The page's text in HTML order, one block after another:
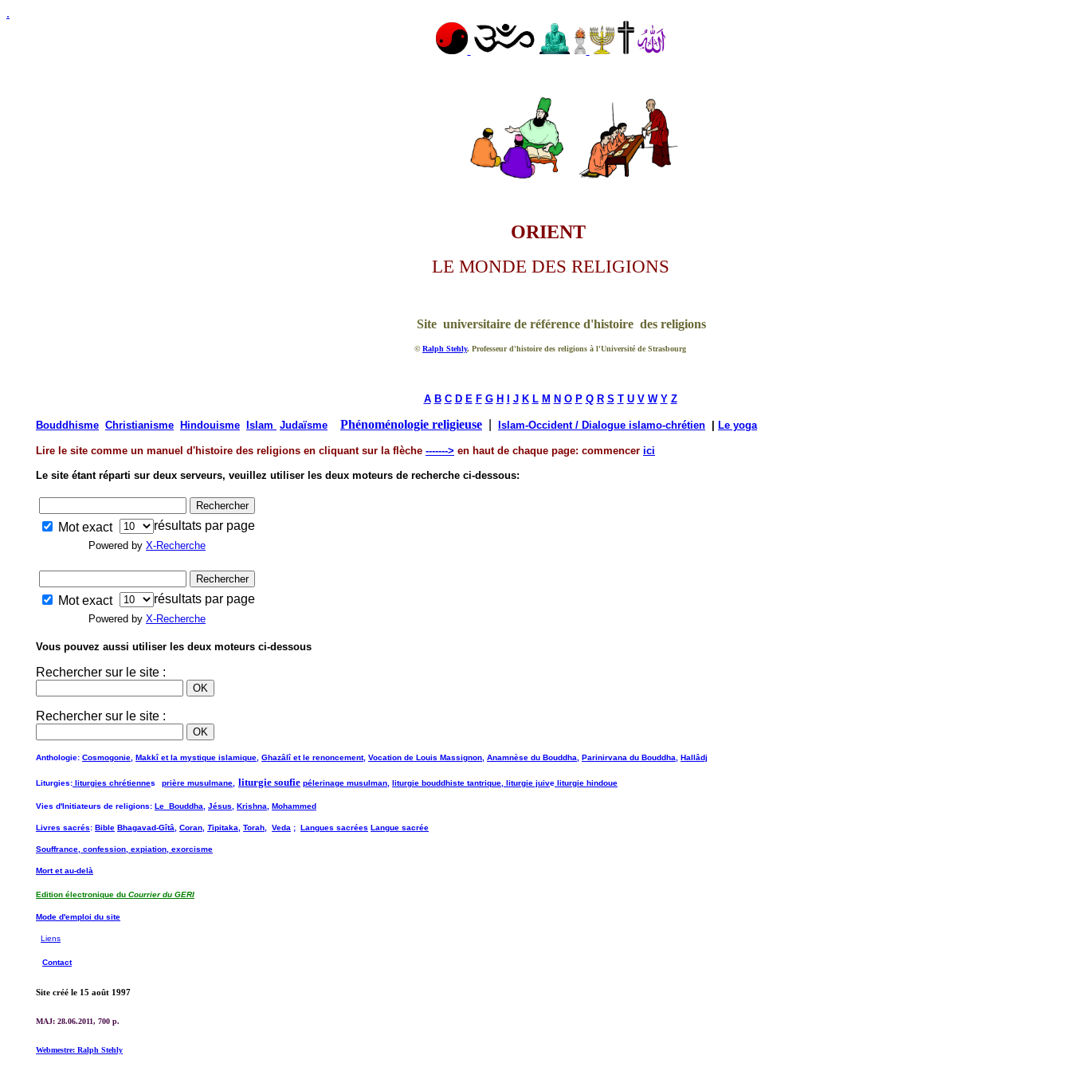
.
ORIENT
LE MONDE DES RELIGIONS
Site universitaire de référence d'histoire des religions
©Ralph Stehly, Professeur d'histoire des religions à l'Université de Strasbourg
A B C D E F G H J K L M N O P Q R S T U V W Y Z
Bouddhisme Christianisme Hindouisme Islam Judaïsme Phénoménologie religieuse Islam-Occident / Dialogue islamo-chrétien Le yoga
Lire le site comme un manuel d'histoire des religions en cliquant sur la flèche -------> en haut de chaque page: commencer ici
Le site étant réparti sur deux serveurs, veuillez utiliser les deux moteurs de recherche ci-dessous:
Mot exact résultats par page
Powered by X-Recherche
Mot exact résultats par page
Powered by X-Recherche
Vous pouvez aussi utiliser les deux moteurs ci-dessous
Rechercher sur le site :
Rechercher sur le site :
Anthologie: Cosmogonie, Makkî et la mystique islamique, Ghazâlî et le renoncement, Vocation de Louis Massignon Anamnèse du Bouddha Parinirvana du Bouddha Hallâdj
Liturgies: liturgies chrétiennes prière musulmane liturgie soufie pélerinage musulman liturgie bouddhiste tantrique liturgie juive liturgie hindoue
Vies d'Initiateurs de religions: Le Bouddha Jésus Krishna Mohammed
Livres sacrés: Bible Bhagavad-Gîtâ Coran Tipitaka Torah, Veda ; Langues sacrées Langue sacrée
Souffrance, confession, expiation, exorcisme
Mort et au-delà
Edition électronique du Courrier du GERI
Mode d'emploi du site
Liens
Contact
Site créé le 15 août 1997
MAJ: 28.06.2011, 700 p.
Webmestre: Ralph Stehly